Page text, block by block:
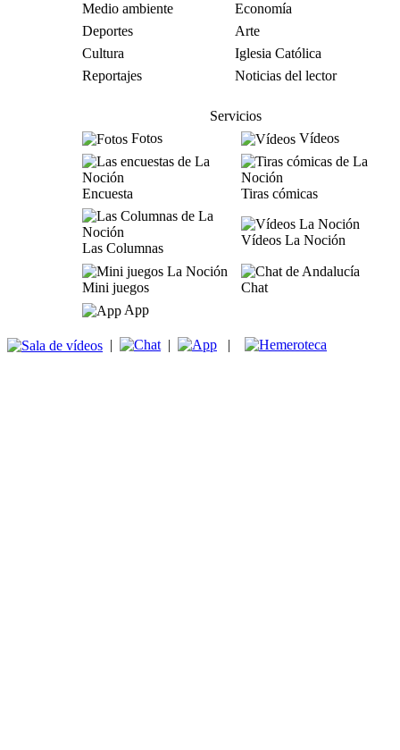
Medio ambiente
Economía
Deportes
Arte
Cultura
Iglesia Católica
Reportajes
Noticias del lector
Servicios
Fotos
Vídeos
Encuesta Tiras cómicas
Las Columnas
Vídeos La Noción
Mini juegos
Chat
App
| | |